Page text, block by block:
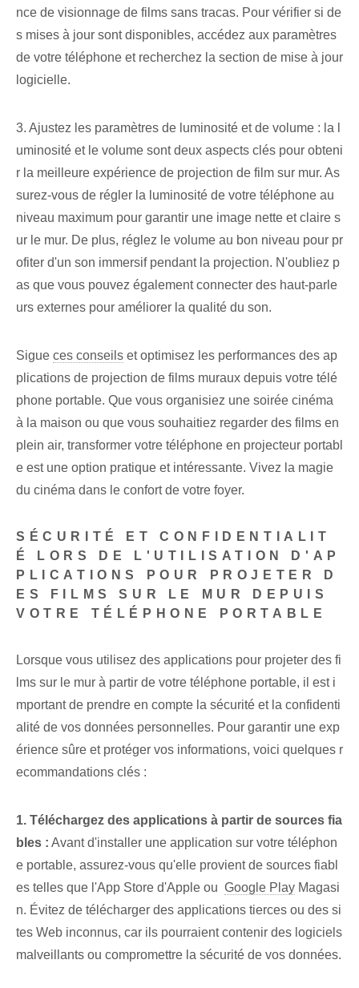
nce de visionnage de films sans tracas. Pour vérifier si de
s mises à jour sont disponibles, accédez aux paramètres
de votre téléphone et recherchez la section de mise à jour
logicielle.
3. Ajustez les paramètres de luminosité et de volume : la l
uminosité et le volume sont deux aspects clés pour obteni
r la meilleure expérience de projection de film sur mur. As
surez-vous de régler la luminosité de votre téléphone au
niveau maximum pour garantir une image nette et claire s
ur le mur. De plus, réglez le volume au bon niveau pour pr
ofiter d'un son immersif pendant la projection. N'oubliez p
as que vous pouvez également connecter des haut-parle
urs externes pour améliorer la qualité du son.
Sigue ces conseils et optimisez les performances des ap
plications de projection de films muraux depuis votre télé
phone portable. Que vous organisiez une soirée cinéma
à la maison ou que vous souhaitiez regarder des films en
plein air, transformer votre téléphone en projecteur portabl
e est une option pratique et intéressante. Vivez la magie
du cinéma dans le confort de votre foyer.
SÉCURITÉ ET CONFIDENTIALIT
É LORS DE L'UTILISATION D'AP
PLICATIONS POUR PROJETER D
ES FILMS SUR LE MUR DEPUIS
VOTRE TÉLÉPHONE PORTABLE
Lorsque vous utilisez des applications pour projeter des fi
lms sur le mur à partir de votre téléphone portable, il est i
mportant de prendre en compte la sécurité et la confidenti
alité⁤ de vos données personnelles⁢. Pour garantir une exp
érience sûre et protéger vos informations, voici quelques r
ecommandations clés :
1. Téléchargez des applications à partir de sources fia
bles : Avant d'installer une application sur votre téléphon
e portable, assurez-vous qu'elle provient de sources fiabl
es telles que l'App Store d'Apple ou ‌ Google Play Magasi
n. Évitez de télécharger des applications tierces ou des si
tes Web inconnus, car ils pourraient contenir des logiciels
malveillants ou compromettre la sécurité de vos données.